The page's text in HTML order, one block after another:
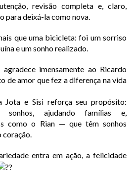
revisão completa e, claro,
para deixá-la como nova.
que uma bicicleta: foi um sorriso
e um sonho realizado.
imensamente ao Ricardo
de amor que fez a diferença na vida
Jota e Sisi reforça seu propósito:
ajudando famílias e,
como o Rian — que têm sonhos
coração.
entra em ação, a felicidade